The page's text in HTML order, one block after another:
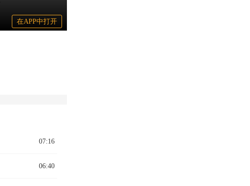
在APP中打开
07:16
06:40